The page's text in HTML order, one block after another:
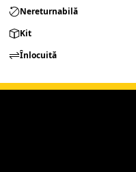
Nereturnabilă
Kit
Înlocuită